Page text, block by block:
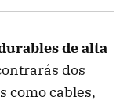
de alta
dos
como cables,